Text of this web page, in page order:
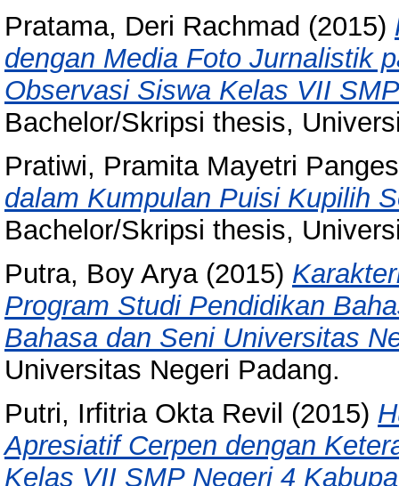
Pratama, Deri Rachmad (2015)
dengan Media Foto Jurnalistik
Observasi Siswa Kelas VII
Bachelor/Skripsi thesis,
Pratiwi, Pramita Mayetri
dalam Kumpulan Puisi Kupilih
Bachelor/Skripsi thesis,
Putra, Boy Arya(2015)
Program Studi Pendidikan
Bahasa dan Seni Universitas
Universitas Negeri Padang.
Putri, Irfitria Okta Revil (2015)
Apresiatif Cerpen dengan
Kelas VII SMP Negeri 4